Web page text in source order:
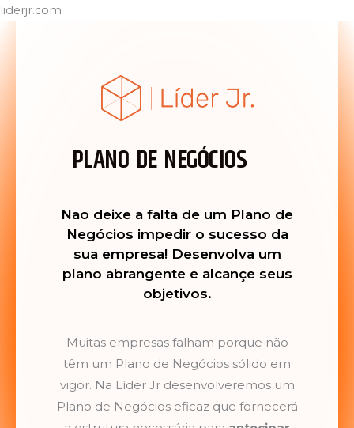
liderjr.com
PLANO DE NEGÓCIOS
Não deixe a falta de um Plano de
Negócios impedir o sucesso da
sua empresa! Desenvolva um
plano abrangente e alcançe seus
objetivos.
Muitas empresas falham porque não
têm um Plano de Negócios sólido em
vigor. Na Líder Jr desenvolveremos um
Plano de Negócios eficaz que fornecerá